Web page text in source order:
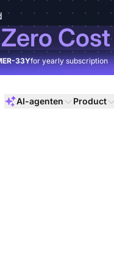
Zero Cost
33Yfor yearly subscription
AI-agenten Product